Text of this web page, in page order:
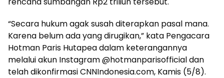
“Secara hukum agak susah diterapkan pasal mana.
Karena belum ada yang dirugikan,” kata Pengacara
Hotman Paris Hutapea dalam keterangannya
melalui akun Instagram @hotmanparisofficial dan
telah dikonfirmasi CNNIndonesia.com, Kamis (5/8).